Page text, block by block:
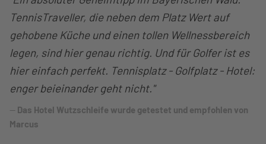
TennisTraveller, die neben dem Platz Wert auf
gehobene Küche und einen tollen Wellnessbereich
legen, sind hier genau richtig. Und für Golfer ist es
hier einfach perfekt. Tennisplatz - Golfplatz - Hotel:
enger beieinander geht nicht."
Das Hotel Wutzschleife wurde getestet und empfohlen von
Marcus